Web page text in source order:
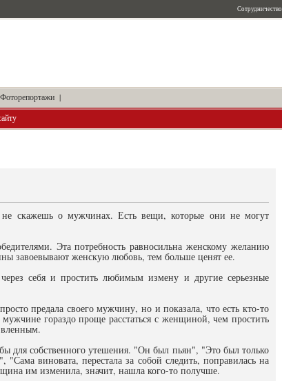
Сотрудничество
Фоторепортажи |
скажешь о мужчинах. Есть вещи, которые они не могут
Эта потребность равносильна женскому желанию
завоевывают женскую любовь, тем больше ценят ее.
себя и простить любимым измену и другие серьезные
предала своего мужчину, но и показала, что есть кто-то
гораздо проще расстаться с женщиной, чем простить
для собственного утешения. "Он был пьян", "Это был только
виновата, перестала за собой следить, поправилась на
им изменила, значит, нашла кого-то получше.